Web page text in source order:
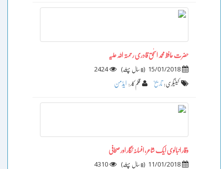
حضرت حافظ محمد اسحٰق قادری رحمتہ اللہ علیہ
15/01/2018
(8 سال پہلے )
2424
کیٹیگری : تاریخ قلم کار : ایڈمن
وقار انبالوی ایک شاعر، افسانہ نگار اور صحافی
11/01/2018
(8 سال پہلے )
4310